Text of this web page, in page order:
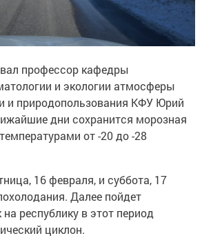
профессор кафедры
и экологии атмосферы
и природопользования КФУ Юрий
дни сохранится морозная
от -20 до -28
16 февраля, и суббота, 17
Далее пойдет
на республику в этот период
циклон.